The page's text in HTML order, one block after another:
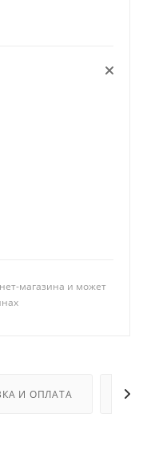
магазина и может
И ОПЛАТА